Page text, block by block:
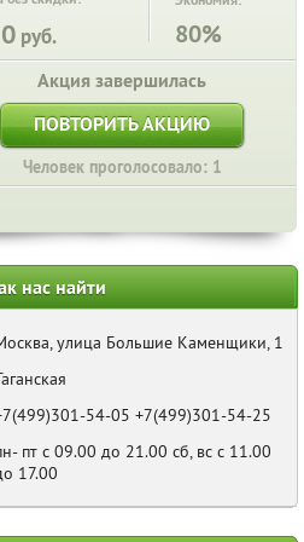
руб. 80%
Акция завершилась
ПОВТОРИТЬ АКЦИЮ
Человек проголосовало: 1
нас найти
улица Большие Каменщики, 1
54-05 +7(499)301-54-25
пт с 09.00 до 21.00 сб, вс с 11.00
17.00